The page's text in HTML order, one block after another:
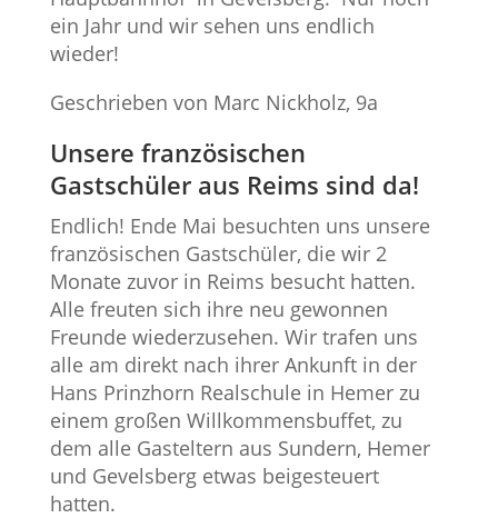
ein Jahr und wir sehen uns endlich
wieder!
Geschrieben von Marc Nickholz, 9a
Unsere französischen
Gastschüler aus Reims sind da!
Endlich! Ende Mai besuchten uns unsere
französischen Gastschüler, die wir 2
Monate zuvor in Reims besucht hatten.
Alle freuten sich ihre neu gewonnen
Freunde wiederzusehen. Wir trafen uns
alle am direkt nach ihrer Ankunft in der
Hans Prinzhorn Realschule in Hemer zu
einem großen Willkommensbuffet, zu
dem alle Gasteltern aus Sundern, Hemer
und Gevelsberg etwas beigesteuert
hatten.